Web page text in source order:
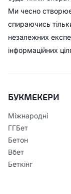
Ми чесно
спираючись
незалежних
інформаційних
БУКМЕКЕРИ
Міжнародні
ГГБет
Бетон
Вбет
Беткінг